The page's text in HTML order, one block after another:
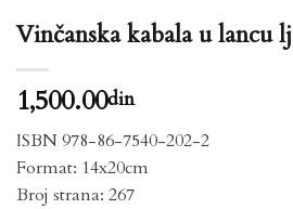
Vinčanska kabala u lancu
1,500.00din
ISBN 978-86-7540-202-2
Format: 14x20cm
Broj strana: 267